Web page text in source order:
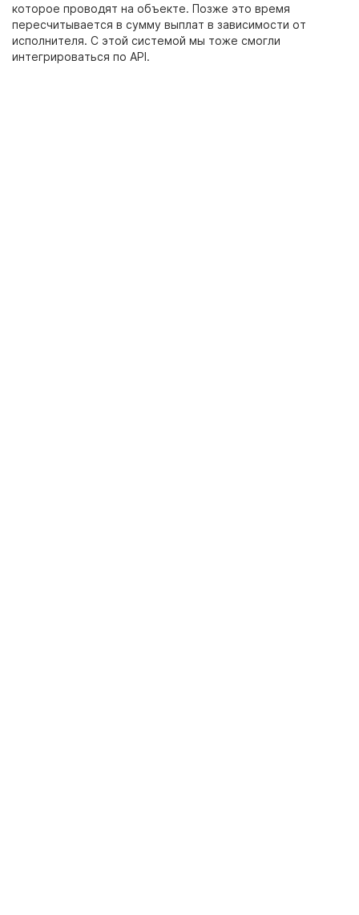
которое проводят на объекте. Позже это время
пересчитывается в сумму выплат в зависимости от
исполнителя. С этой системой мы тоже смогли
интегрироваться по API.